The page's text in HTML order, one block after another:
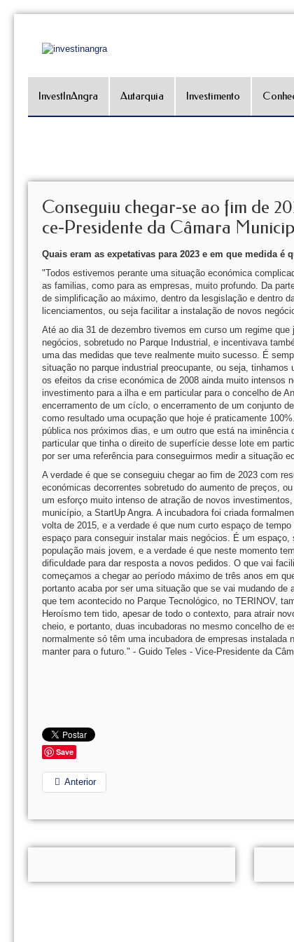
InvestInAngra Autarquia Investimento
Conseguiu chegar-se ao fim de
ce-Presidente da Câmara
Quais eram as expetativas para 2023 e em que medida é
"Todos estivemos perante uma situação económica
as familias, como para as empresas, muito profundo. Da
de simplificação ao máximo, dentro da lesgislação e dentro
licenciamentos, ou seja facilitar a instalação de novos
Até ao dia 31 de dezembro tivemos em curso um regime
negócios, sobretudo no Parque Industrial, e incentivava
uma das medidas que teve realmente muito sucesso. É
situação no parque industrial preocupante, ou seja,
os efeitos da crise económica de 2008 ainda muito intensos
investimento para a ilha e em particular para o concelho de
encerramento de um cíclo, o encerramento de um conjunto
como resultado uma ocupação que hoje é praticamente
pública nos próximos dias, e um outro que está na
particular que tinha o direito de superfície desse lote em
por ser uma referência para conseguirmos medir a situação
A verdade é que se conseguiu chegar ao fim de 2023 com
económicas decorrentes sobretudo do aumento de preços,
um esforço muito intenso de atração de novos
município, a StartUp Angra. A incubadora foi criada
volta de 2015, e a verdade é que num curto espaço de
espaço para conseguir instalar mais negócios. É um
população mais jovem, e a verdade é que neste momento
dificuldade para dar resposta a novos pedidos. O que vai
começamos a chegar ao período máximo de três anos em
portanto acaba por ser uma situação que se vai mudando
que tem acontecido no Parque Tecnológico, no TERINOV,
Heroísmo tem tido, apesar de todo o contexto, para atrair
cheio, e portanto, duas incubadoras no mesmo concelho de
normalmente só têm uma incubadora de empresas
manter para o futuro." - Guido Teles - Vice-Presidente da
Save
Anterior